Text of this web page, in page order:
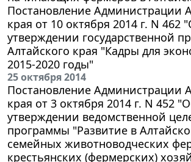
Постановление Администрации
края от 10 октября 2014 г. N 462
утверждении государственной
Алтайского края "Кадры для
2015-2020 годы"
25 октября 2014
Постановление Администрации
края от 3 октября 2014 г. N 452
утверждении ведомственной
программы "Развитие в
семейных животноводческих
крестьянских (фермерских)